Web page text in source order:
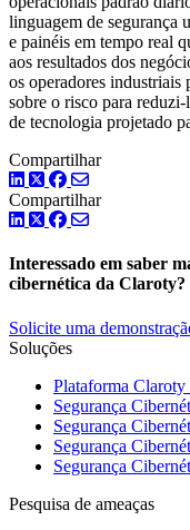
linguagem de
e painéis em tempo real
aos resultados dos
os operadores industriais
sobre o risco para
de tecnologia projetado
Compartilhar
LinkedIn
TwitterFacebook
Compartilhar
LinkedIn
TwitterFacebook
Interessado em saber
cibernética da Claroty?
Solicite uma
Soluções
Plataforma
Segurança
Segurança
Segurança
Segurança
Pesquisa de ameaças